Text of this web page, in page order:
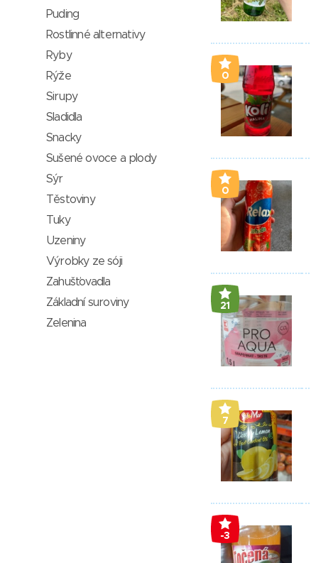
0
0
21
7
-3
Puding
Rostlinné alternativy
Ryby
Rýže
Sirupy
Sladidla
Snacky
Sušené ovoce a plody
Sýr
Těstoviny
Tuky
Uzeniny
Výrobky ze sóji
Zahušťovadla
Základní suroviny
Zelenina